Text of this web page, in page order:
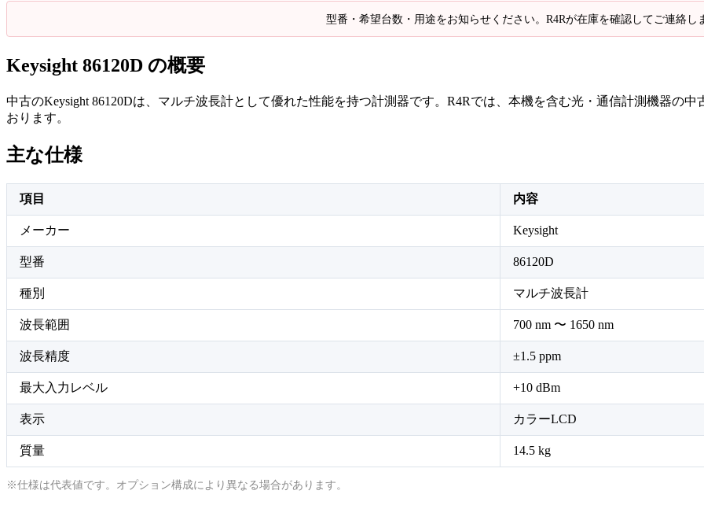
型番・希望台数・用途をお知らせください。R4Rが在庫を確認してご連絡し
Keysight 86120D の概要
中古のKeysight 86120Dは、マルチ波長計として優れた性能を持つ計測器です。R4Rでは、本機を含む光・通信計測機器の
おります。
主な仕様
項目 内容
メーカー Keysight
型番 86120D
種別 マルチ波長計
波長範囲 700 nm 〜 1650 nm
波長精度 ±1.5 ppm
最大入力レベル +10 dBm
表示 カラーLCD
質量 14.5 kg
※仕様は代表値です。オプション構成により異なる場合があります。